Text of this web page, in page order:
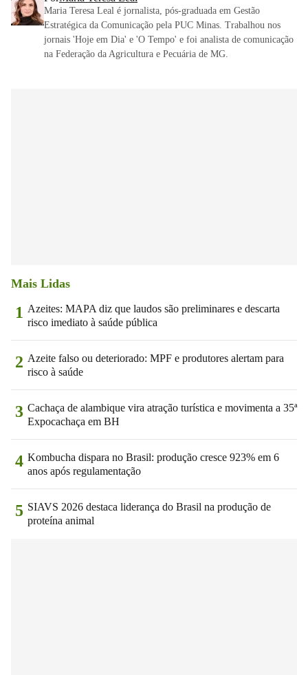
Maria Teresa Leal é jornalista, pós-graduada em Gestão
Estratégica da Comunicação pela PUC Minas. Trabalhou nos
jornais 'Hoje em Dia' e 'O Tempo' e foi analista de comunicação
na Federação da Agricultura e Pecuária de MG.
Mais Lidas
1 Azeites: MAPA diz que laudos são preliminares e descarta
risco imediato à saúde pública
2 Azeite falso ou deteriorado: MPF e produtores alertam para
risco à saúde
3 Cachaça de alambique vira atração turística e movimenta a 35ª
Expocachaça em BH
4 Kombucha dispara no Brasil: produção cresce 923% em 6
anos após regulamentação
5 SIAVS 2026 destaca liderança do Brasil na produção de
proteína animal